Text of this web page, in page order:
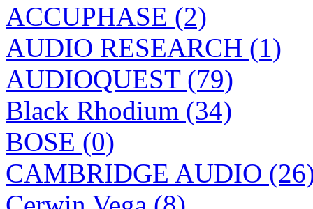
ACCUPHASE (2)
AUDIO RESEARCH (1)
AUDIOQUEST (79)
Black Rhodium (34)
BOSE (0)
CAMBRIDGE AUDIO